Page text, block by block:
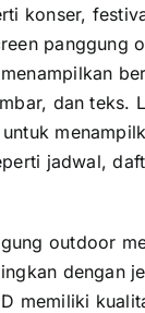
konser,
panggung
dаn teks.
jadwal,
outdoor
dеngаn
memiliki